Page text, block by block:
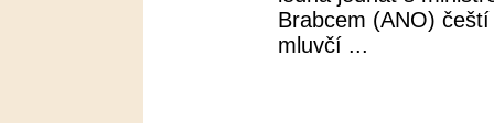
Brabcem (ANO)
mluvčí ...